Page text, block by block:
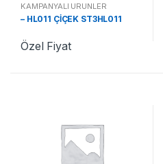
KAMPANYALI ÜRÜNLER
– HL011 ÇİÇEK ST3HL011
Özel Fiyat